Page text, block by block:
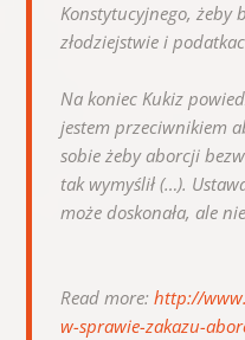
Konstytucyjnego, żeby
złodziejstwie i
Na koniec Kukiz
jestem przeciwnikiem
sobie żeby aborcji
tak wymyślił (…).
może doskonała, ale
Read more: http://
w-sprawie-zakazu-